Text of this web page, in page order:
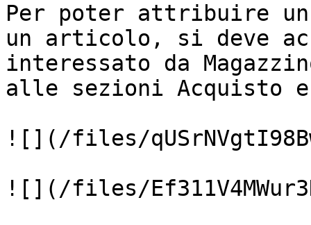
Per poter attribuire
un articolo, si deve
interessato da
alle sezioni Acquisto
![](/files/
![](/files/